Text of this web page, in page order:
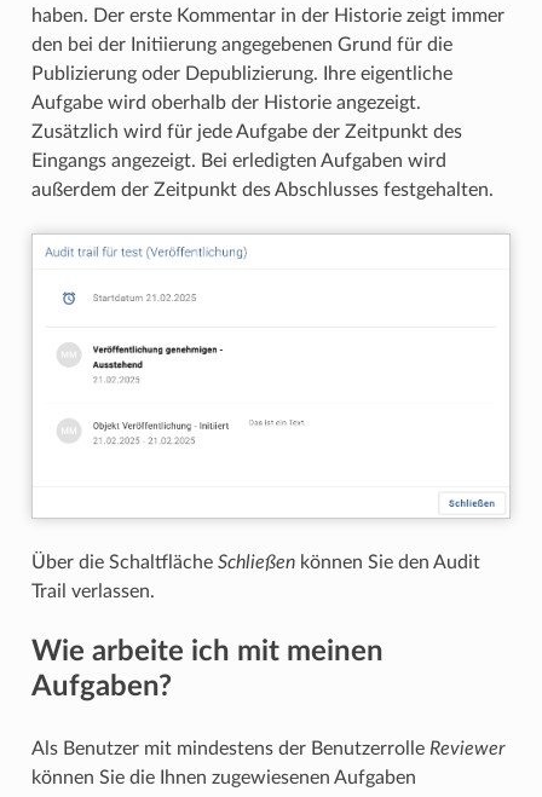
haben. Der erste Kommentar in der Historie zeigt immer
den bei der Initiierung angegebenen Grund für die
Publizierung oder Depublizierung. Ihre eigentliche
Aufgabe wird oberhalb der Historie angezeigt.
Zusätzlich wird für jede Aufgabe der Zeitpunkt des
Eingangs angezeigt. Bei erledigten Aufgaben wird
außerdem der Zeitpunkt des Abschlusses festgehalten.
Über die Schaltfläche Schließenkönnen Sie den Audit
Trail verlassen.
Wie arbeite ich mit meinen
Aufgaben?
Als Benutzer mit mindestens der Benutzerrolle Reviewer
können Sie die Ihnen zugewiesenen Aufgaben